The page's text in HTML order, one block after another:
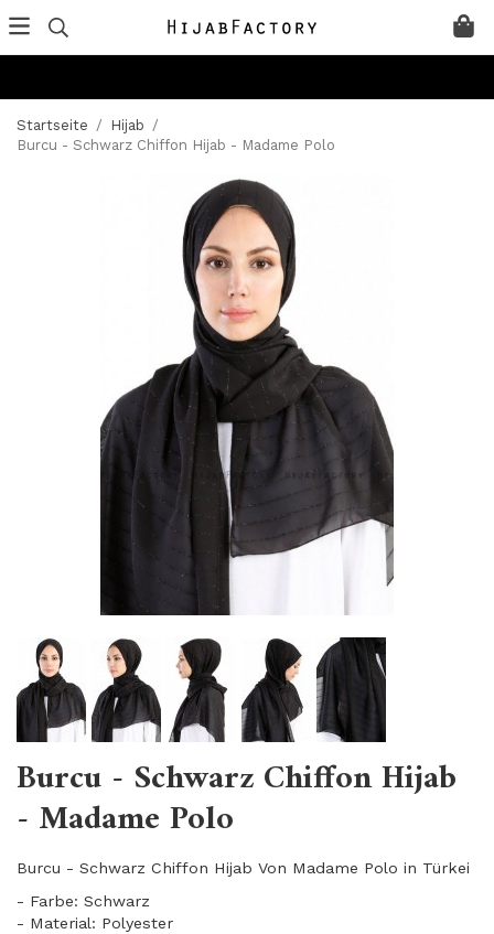
Startseite / Hijab /
Burcu - Schwarz Chiffon Hijab - Madame Polo
Burcu - Schwarz Chiffon Hijab
- Madame Polo
Burcu - Schwarz Chiffon Hijab Von Madame Polo in Türkei
- Farbe: Schwarz
- Material: Polyester